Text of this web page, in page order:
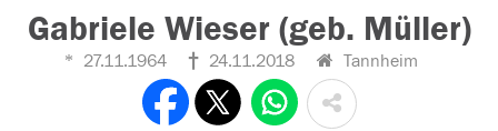
Gabriele Wieser (geb. Müller)
27.11.1964 24.11.2018 Tannheim